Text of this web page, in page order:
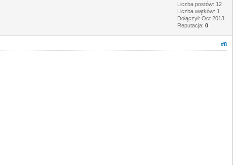
Liczba postów: 12
Liczba wątków: 1
Dołączył: Oct 2013
Reputacja: 0
#8